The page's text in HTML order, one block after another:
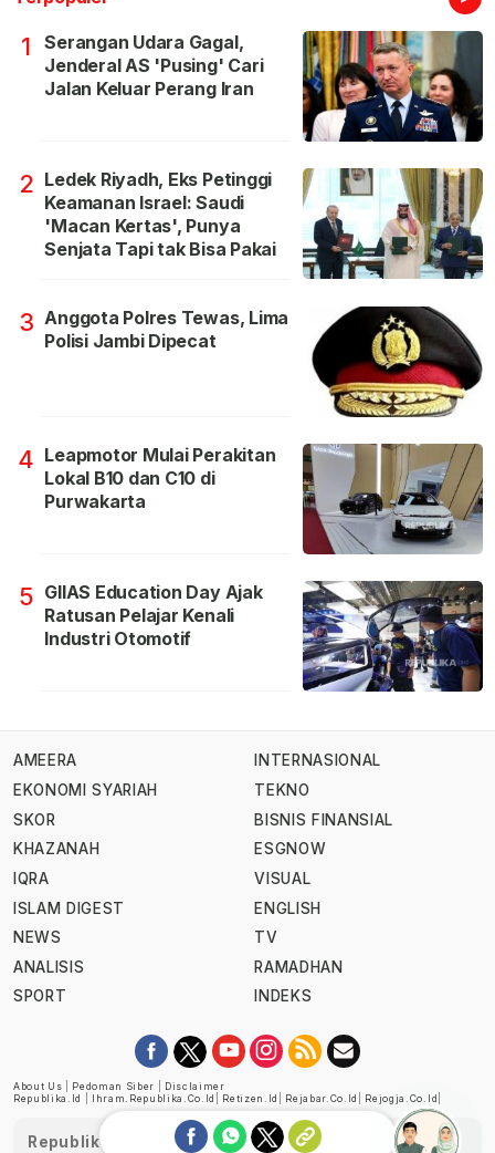
1
Serangan Udara Gagal,
Jenderal AS 'Pusing' Cari
Jalan Keluar Perang Iran
2 Ledek Riyadh, Eks Petinggi
Keamanan Israel: Saudi
'Macan Kertas', Punya
Senjata Tapi tak Bisa Pakai
3 Anggota Polres Tewas, Lima
Polisi Jambi Dipecat
4 Leapmotor Mulai Perakitan
Lokal B10 dan C10 di
Purwakarta
5 GIIAS Education Day Ajak
Ratusan Pelajar Kenali
Industri Otomotif
AMEERA
EKONOMI SYARIAH
SKOR
KHAZANAH
IQRA
ISLAM DIGEST
NEWS
ANALISIS
SPORT
INTERNASIONAL
TEKNO
BISNIS FINANSIAL
ESGNOW
VISUAL
ENGLISH
TV
RAMADHAN
INDEKS
About Us Pedoman Siber
Disclaimer
Republika.id
Ihram.republika.co.id Retizen.id Rejabar.co.id Rejogja.co.id
Republika telah diverifikasi oleh Dewan Pers